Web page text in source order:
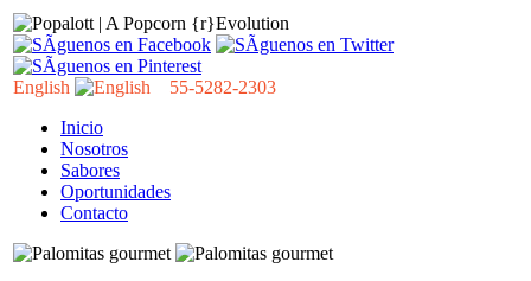
English
55-5282-2303
Inicio
Nosotros
Sabores
Oportunidades
Contacto